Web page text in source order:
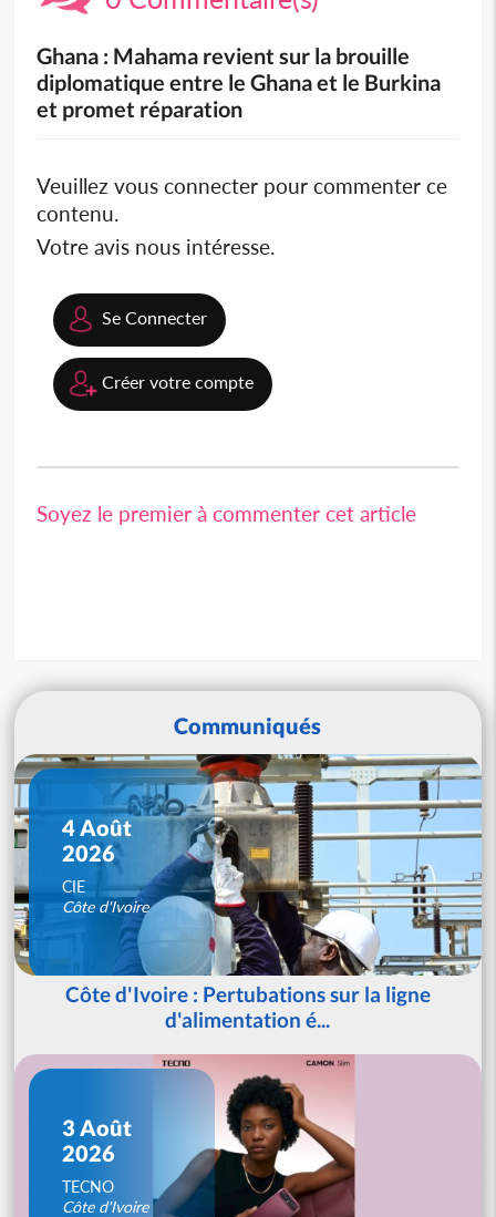
Ghana : Mahama revient sur la brouille
diplomatique entre le Ghana et le Burkina
et promet réparation
Veuillez vous connecter pour commenter ce
contenu.
Votre avis nous intéresse.
Se Connecter
Créer votre compte
Soyez le premier à commenter cet article
Communiqués
4 Août
2026
CIE
Côte d'Ivoire
Côte d'Ivoire : Pertubations sur la ligne
d'alimentation é...
3 Août
2026
TECNO
Côte d'Ivoire